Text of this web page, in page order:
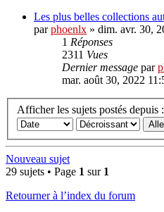
Les plus belles collections
parphoenlx » dim. avr. 30,
1 Réponses
2311 Vues
Dernier message par
mar. août 30, 2022
Afficher les sujets postés depuis :
Nouveau sujet
29 sujets • Page 1 sur 1
Retourner à l’index du forum